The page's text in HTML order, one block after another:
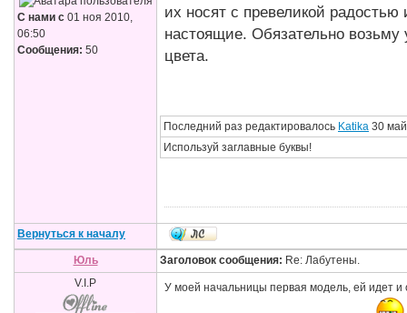
С нами с 01 ноя 2010,
06:50
Сообщения: 50
их носят с превеликой
настоящие. Обязательно возьму
цвета.
Последний раз редактировалось Katika 30
Используй заглавные буквы!
Вернуться к началу
Юль Заголовок сообщения: Re: Лабутены.
V.I.P
У моей начальницы первая модель, ей идет и